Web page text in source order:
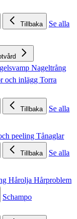
Tillbaka
Se alla
Nageltrång
och inlägg Torra
Tillbaka
Se alla
peeling Tånaglar
Tillbaka
Se alla
Hårolja Hårproblem
Schampo